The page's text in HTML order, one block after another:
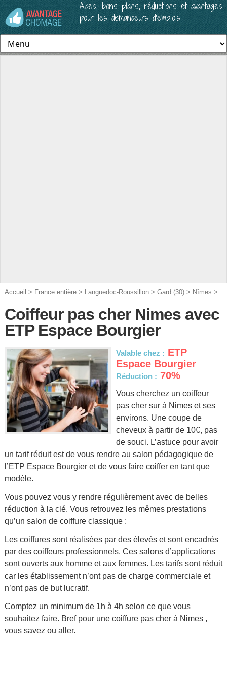
Aides, bons plans, réductions et avantages
pour les demandeurs d’emplois
Accueil > France entière> Languedoc-Roussillon> Gard (30)> Nîmes >
Coiffeur pas cher Nimes avec
ETP Espace Bourgier
Valable chez : ETP
Espace Bourgier
Réduction : 70%
Vous cherchez un coiffeur
pas cher sur à Nimes et ses
environs. Une coupe de
cheveux à partir de 10€, pas
de souci. L’astuce pour avoir
un tarif réduit est de vous rendre au salon pédagogique de
l’ETP Espace Bourgier et de vous faire coiffer en tant que
modèle.
Vous pouvez vous y rendre régulièrement avec de belles
réduction à la clé. Vous retrouvez les mêmes prestations
qu’un salon de coiffure classique :
Les coiffures sont réalisées par des élevés et sont encadrés
par des coiffeurs professionnels. Ces salons d’applications
sont ouverts aux homme et aux femmes. Les tarifs sont réduit
car les établissement n’ont pas de charge commerciale et
n’ont pas de but lucratif.
Comptez un minimum de 1h à 4h selon ce que vous
souhaitez faire. Bref pour une coiffure pas cher à Nimes ,
vous savez ou aller.